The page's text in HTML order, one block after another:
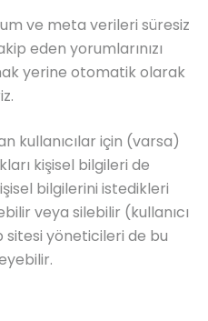
ve meta verileri süresiz
eden yorumlarınızı
yerine otomatik olarak
kullanıcılar için (varsa)
kişisel bilgileri de
bilgilerini istedikleri
veya silebilir (kullanıcı
sitesi yöneticileri de bu